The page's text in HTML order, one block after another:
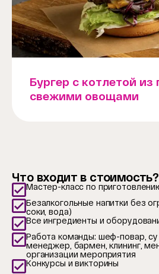
Бургер с котлетой из
свежими овощами
Что входит в стоимость?
Мастер-класс по
Безалкогольные напитки без
соки, вода)
Все ингредиенты и
Работа команды: шеф-повар,
менеджер, бармен, клининг,
организации мероприятия
Конкурсы и викторины